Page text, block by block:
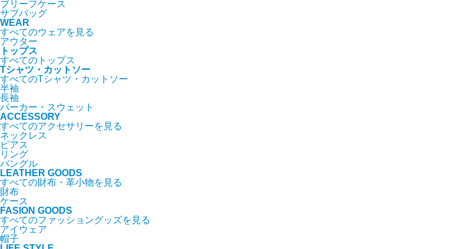
ブリーフケース
サブバッグ
WEAR
すべてのウェアを見る
アウター
トップス
すべてのトップス
Tシャツ・カットソー
すべてのTシャツ・カットソー
半袖
長袖
パーカー・スウェット
ACCESSORY
すべてのアクセサリーを見る
ネックレス
ピアス
リング
バングル
LEATHER GOODS
すべての財布・革小物を見る
財布
ケース
FASION GOODS
すべてのファッショングッズを見る
アイウェア
帽子